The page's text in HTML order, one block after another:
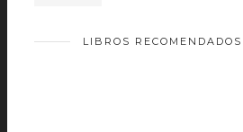
LIBROS RECOMENDADOS